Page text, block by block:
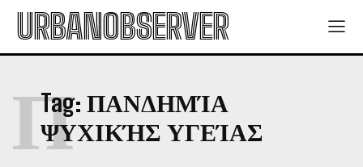
URBANOBSERVER
Tag: ΠΑΝΔΗΜΊΑ
ΨΥΧΙΚΉΣ ΥΓΕΊΑΣ
Π